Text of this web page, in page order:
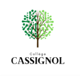
Aller
contenu